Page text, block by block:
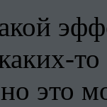
это